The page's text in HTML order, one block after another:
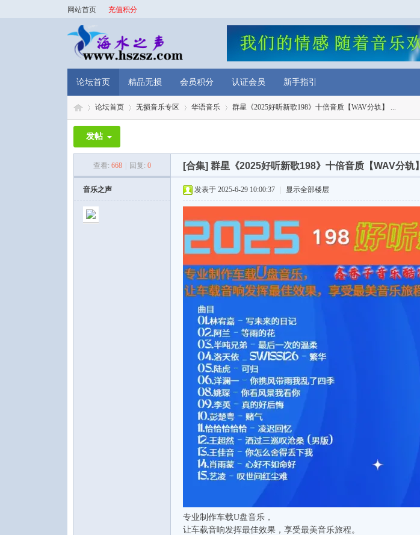
网站首页 充值积分
论坛首页 精品无损 会员积分 认证会员 新手指引
论坛首页 无损音乐专区 华语音乐
›
群星《2025好听新歌198》十倍音质【WAV分轨】 ...
发帖
查看: 668 回复: 0 [合集] 群星《2025好听新歌198》十倍音质【WAV分轨】
音乐之声 发表于 2025-6-29 10:00:37 显示全部楼层
专业制作车载U盘音乐，
让车载音响发挥最佳效果，享受最美音乐旅程。